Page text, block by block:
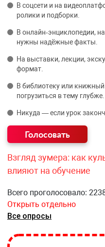
В соцсети и на
ролики и подборки.
В онлайн‑энциклопедии,
нужны надёжные факты.
На выставки, лекции,
формат.
В библиотеку или
погрузиться в тему глубже.
Никуда — если урок
Взгляд зумера: как
влияют на обучение
Всего проголосовало:
Открыть отдельно
Все опросы